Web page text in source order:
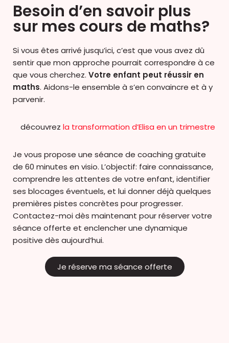
Besoin d’en savoir plus
sur mes cours de maths?
Si vous êtes arrivé jusqu’ici, c’est que vous avez dû
sentir que mon approche pourrait correspondre à ce
que vous cherchez. Votre enfant peut réussir en
maths. Aidons-le ensemble à s’en convaincre et à y
parvenir.
découvrez la transformation d’Elisa en un trimestre
Je vous propose une séance de coaching gratuite
de 60 minutes en visio. L’objectif: faire connaissance,
comprendre les attentes de votre enfant, identifier
ses blocages éventuels, et lui donner déjà quelques
premières pistes concrètes pour progresser.
Contactez-moi dès maintenant pour réserver votre
séance offerte et enclencher une dynamique
positive dès aujourd’hui.
Je réserve ma séance offerte